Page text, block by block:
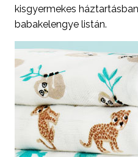
kisgyermekes
babakelengye listán.